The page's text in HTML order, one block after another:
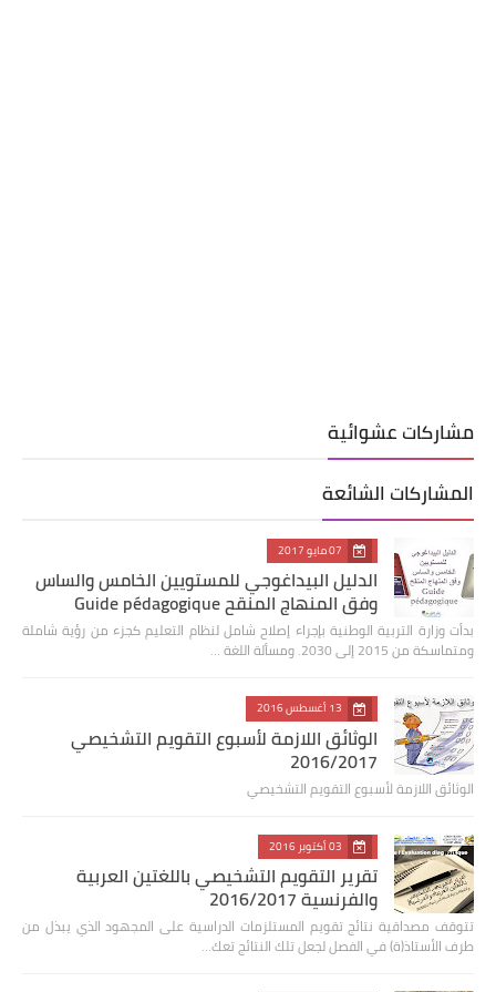
مشاركات عشوائية
المشاركات الشائعة
07 مايو 2017
الدليل البيداغوجي للمستويين الخامس والساس
وفق المنهاج المنقح Guide pédagogique
بدأت وزارة التربية الوطنية بإجراء إصلاح شامل لنظام التعليم كجزء من رؤية شاملة
ومتماسكة من 2015 إلى 2030. ومسألة اللغة …
13 أغسطس 2016
الوثائق اللازمة لأسبوع التقويم التشخيصي
2016/2017
الوثائق اللازمة لأسبوع التقويم التشخيصي
03 أكتوبر 2016
تقرير التقويم التشخيصي باللغتين العربية
والفرنسية 2016/2017
تتوقف مصداقية نتائج تقويم المستلزمات الدراسية على المجهود الذي يبذل من
طرف الأستاذ(ة) في الفصل لجعل تلك النتائج تعك…